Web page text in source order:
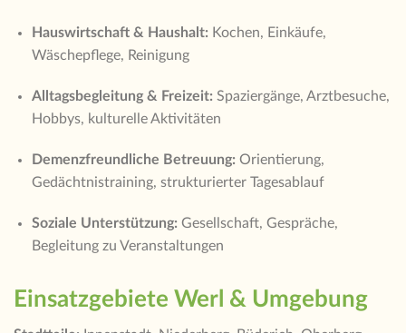
Hauswirtschaft & Haushalt: Kochen, Einkäufe,
Wäschepflege, Reinigung
Alltagsbegleitung & Freizeit: Spaziergänge, Arztbesuche,
Hobbys, kulturelle Aktivitäten
Demenzfreundliche Betreuung: Orientierung,
Gedächtnistraining, strukturierter Tagesablauf
Soziale Unterstützung: Gesellschaft, Gespräche,
Begleitung zu Veranstaltungen
Einsatzgebiete Werl & Umgebung